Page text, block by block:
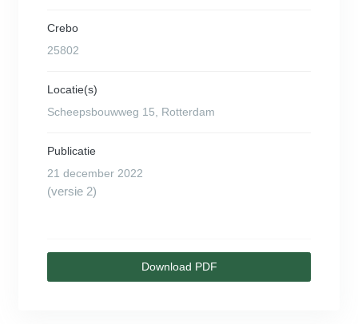
Crebo
25802
Locatie(s)
Scheepsbouwweg 15, Rotterdam
Publicatie
21 december 2022
(versie 2)
Download PDF